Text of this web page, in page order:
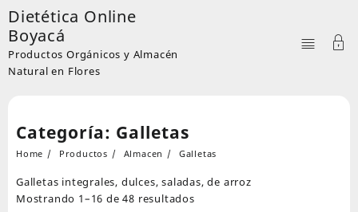
Skip
to
content
Dietética Online
Boyacá
Productos Orgánicos y Almacén
Natural en Flores
Categoría: Galletas
Home Productos Almacen Galletas
Galletas integrales, dulces, saladas, de arroz
Mostrando 1–16 de 48 resultados